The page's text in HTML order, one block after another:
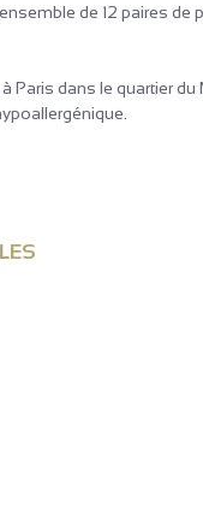
de 12 paires
Paris dans le quartier